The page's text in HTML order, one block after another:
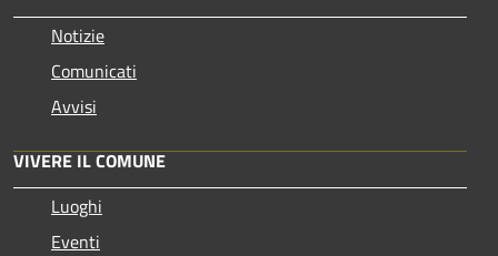
Notizie
Comunicati
Avvisi
VIVERE IL COMUNE
Luoghi
Eventi